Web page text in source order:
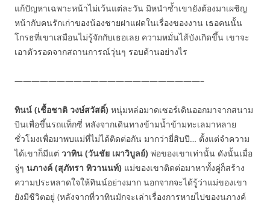
แก้ปัญหาเฉพาะหน้าไม่เว้นแต่ละวัน มิหนำซ้ำเขายังต้องมาเผชิญ
หน้ากับคนรักเก่าของน้องชายฝาแฝดในเรื่องของงาน เธอคนนั้น
โกรธที่เขาเสมือนไม่รู้จักกับเธอเลย ความหมั่นไส้บังเกิดขึ้น เขาจะ
เอาตัวรอดจากสถานการณ์วุ่นๆ รอบด้านอย่างไร
——————————————————————–
ทินน์ (เชื้อชาติ วงษ์สวัสดิ์) หนุ่มหล่อมาดเซอร์เดินออกมาจากสนาม
บินเพื่อขึ้นรถแท็กซี่ หลังจากเดินทางข้ามน้ำข้ามทะเลมาหลาย
ชั่วโมงเพื่อมาพบแม่ที่ไม่ได้ติดต่อกัน มากว่ายี่สิบปี… ตั้งแต่จำความ
ได้เขาก็มีแต่ วาทิน (วันชัย เผาวิบูลย์) พ่อของเขาเท่านั้น ดังนั้นเมื่อ
จู่ๆ นภางค์ (สุภัทรา ทิวานนท์) แม่ของเขาติดต่อมาหาทั้งคู่ก็สร้าง
ความประหลาดใจให้ทินน์อย่างมาก นอกจากจะได้รู้ว่าแม่ของเขา
ยังมีชีวิตอยู่ (หลังจากที่วาทินมักจะเล่าเรื่องการหายไปของนภางค์